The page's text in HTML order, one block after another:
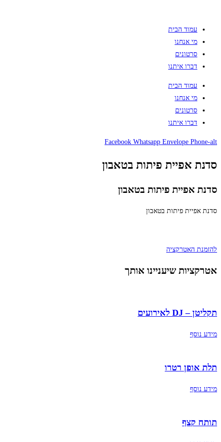
עמוד הבית
מי אנחנו
סרטונים
דברו איתנו
עמוד הבית
מי אנחנו
סרטונים
דברו איתנו
Facebook Whatsapp Envelope Phone-alt
סדנת אפיית פיתות בטאבון
סדנת אפיית פיתות בטאבון
סדנת אפיית פיתות בטאבון
להזמנת האטרקציה
אטרקציות שיעניינו אותך
תקליטן – DJ לאירועים
מידע נוסף
תלת אופן רטרו
מידע נוסף
תותח קצף